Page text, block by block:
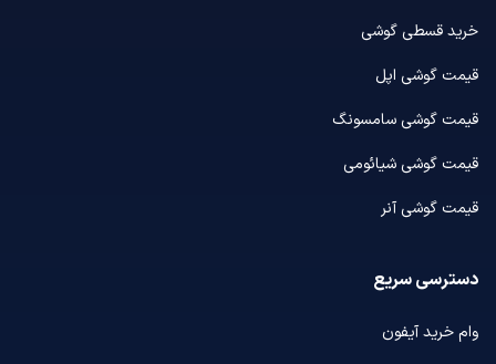
خرید قسطی گوشی
قیمت گوشی اپل
قیمت گوشی سامسونگ
قیمت گوشی شیائومی
قیمت گوشی آنر
دسترسی سریع
وام خرید آیفون